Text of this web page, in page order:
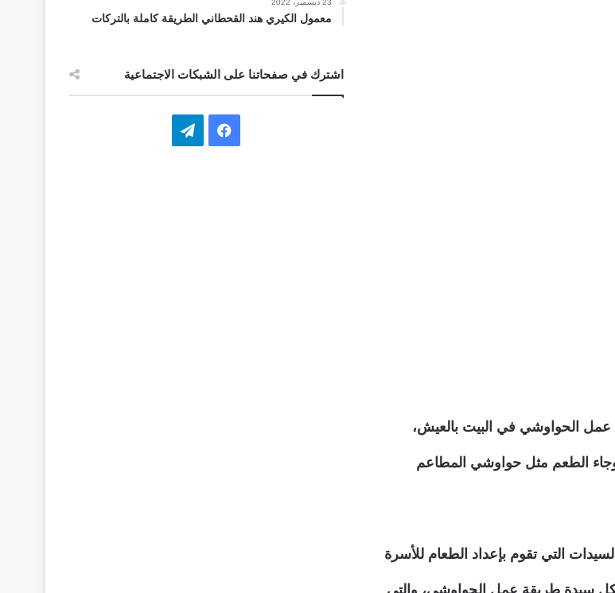
عمل الحواوشي في البيت بالعيش،
وجاء الطعم مثل حواوشي المطاعم
التي تقوم بإعداد الطعام للأسرة
سيدة طريقة عمل الحواوشي، والتي
23 ديسمبر، 2022
معمول الكيري هند القحطاني الطريقة كاملة بالتركات
اشترك في صفحاتنا على الشبكات الاجتماعية
ف
ت